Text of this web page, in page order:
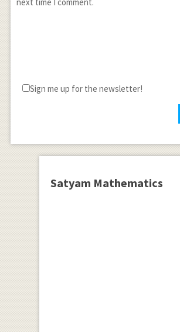
next time I comment.
Sign me up for the newsletter!
Satyam Mathematics